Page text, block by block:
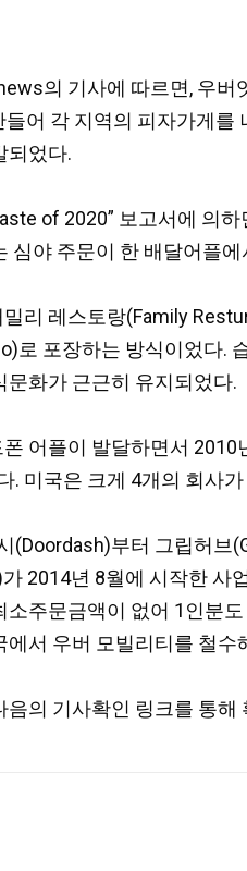
의 기사에 따르면, 우
들어 각 지역의 피자가게
되었다.
of 2020” 보고서에 의
심야 주문이 한 배달어플
리 레스토랑(Family
로 포장하는 방식이었다
문화가 근근히 유지되었다.
어플이 발달하면서
. 미국은 크게 4개의 회사
(Doordash)부터 그립허브
2014년 8월에 시작한
소주문금액이 없어 1인분
에서 우버 모빌리티를 철
음의 기사확인 링크를 통해